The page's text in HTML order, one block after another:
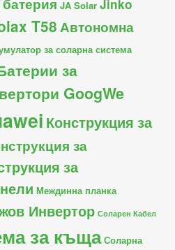
JA Solar Jinko
T58 Автономна
за соларна система
за
GoogWe
Конструкция за
за
за
Междинна планка
Инвертор Соларен Кабел
за къща Соларна